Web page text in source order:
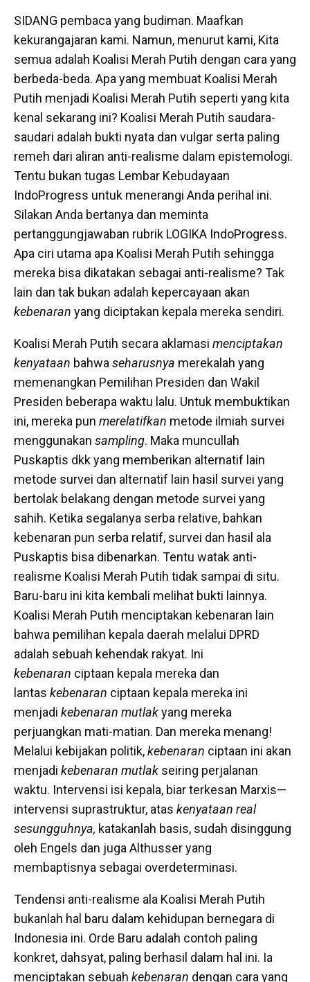
SIDANG pembaca yang budiman. Maafkan
kekurangajaran kami. Namun, menurut kami, Kita
semua adalah Koalisi Merah Putih dengan cara yang
berbeda-beda. Apa yang membuat Koalisi Merah
Putih menjadi Koalisi Merah Putih seperti yang kita
kenal sekarang ini? Koalisi Merah Putih saudara-
saudari adalah bukti nyata dan vulgar serta paling
remeh dari aliran anti-realisme dalam epistemologi.
Tentu bukan tugas Lembar Kebudayaan
IndoProgress untuk menerangi Anda perihal ini.
Silakan Anda bertanya dan meminta
pertanggungjawaban rubrik LOGIKA IndoProgress.
Apa ciri utama apa Koalisi Merah Putih sehingga
mereka bisa dikatakan sebagai anti-realisme? Tak
lain dan tak bukan adalah kepercayaan akan
kebenaran yang diciptakan kepala mereka sendiri.
Koalisi Merah Putih secara aklamasi menciptakan
kenyataan bahwa seharusnya merekalah yang
memenangkan Pemilihan Presiden dan Wakil
Presiden beberapa waktu lalu. Untuk membuktikan
ini, mereka pun merelatifkan metode ilmiah survei
menggunakan sampling. Maka muncullah
Puskaptis dkk yang memberikan alternatif lain
metode survei dan alternatif lain hasil survei yang
bertolak belakang dengan metode survei yang
sahih. Ketika segalanya serba relative, bahkan
kebenaran pun serba relatif, survei dan hasil ala
Puskaptis bisa dibenarkan. Tentu watak anti-
realisme Koalisi Merah Putih tidak sampai di situ.
Baru-baru ini kita kembali melihat bukti lainnya.
Koalisi Merah Putih menciptakan kebenaran lain
bahwa pemilihan kepala daerah melalui DPRD
adalah sebuah kehendak rakyat. Ini
kebenaran ciptaan kepala mereka dan
lantas kebenaran ciptaan kepala mereka ini
menjadi kebenaran mutlakyang mereka
perjuangkan mati-matian. Dan mereka menang!
Melalui kebijakan politik,kebenaran ciptaan ini akan
menjadi kebenaran mutlak seiring perjalanan
waktu. Intervensi isi kepala, biar terkesan Marxis—
intervensi suprastruktur, atas kenyataan real
sesungguhnya, katakanlah basis, sudah disinggung
oleh Engels dan juga Althusser yang
membaptisnya sebagai overdeterminasi.
Tendensi anti-realisme ala Koalisi Merah Putih
bukanlah hal baru dalam kehidupan bernegara di
Indonesia ini. Orde Baru adalah contoh paling
konkret, dahsyat, paling berhasil dalam hal ini. Ia
menciptakan sebuah kebenaran dengan cara yang